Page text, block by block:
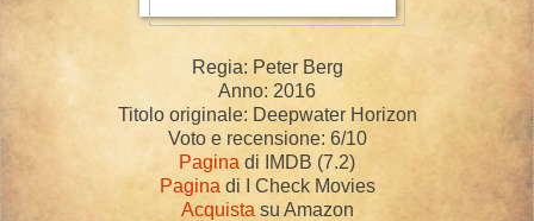
Regia: Peter Berg
Anno: 2016
Titolo originale: Deepwater Horizon
Voto e recensione: 6/10
Pagina di IMDB (7.2)
Pagina di I Check Movies
Acquista su Amazon